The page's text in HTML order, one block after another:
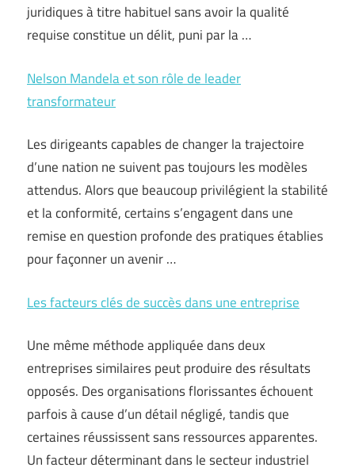
juridiques à titre habituel sans avoir la qualité
requise constitue un délit, puni par la …
Nelson Mandela et son rôle de leader
transformateur
Les dirigeants capables de changer la trajectoire
d’une nation ne suivent pas toujours les modèles
attendus. Alors que beaucoup privilégient la stabilité
et la conformité, certains s’engagent dans une
remise en question profonde des pratiques établies
pour façonner un avenir …
Les facteurs clés de succès dans une entreprise
Une même méthode appliquée dans deux
entreprises similaires peut produire des résultats
opposés. Des organisations florissantes échouent
parfois à cause d’un détail négligé, tandis que
certaines réussissent sans ressources apparentes.
Un facteur déterminant dans le secteur industriel